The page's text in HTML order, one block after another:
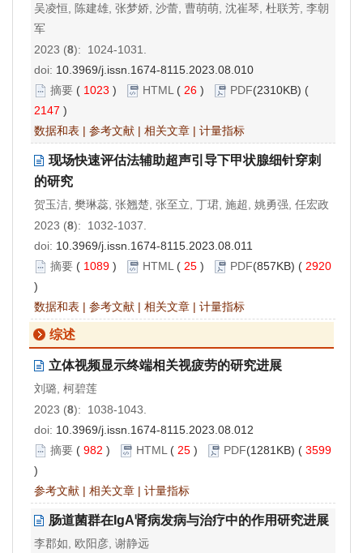
吴凌恒, 陈建雄, 张梦娇, 沙蕾, 曹萌萌, 沈崔琴, 杜联芳, 李朝
军
2023 (8): 1024-1031.
doi: 10.3969/j.issn.1674-8115.2023.08.010
摘要 ( 1023 ) HTML ( 26 ) PDF(2310KB) (
2147 )
数据和表 | 参考文献 | 相关文章 | 计量指标
现场快速评估法辅助超声引导下甲状腺细针穿刺
的研究
贺玉洁, 樊琳蕊, 张翘楚, 张至立, 丁珺, 施超, 姚勇强, 任宏政
2023 (8): 1032-1037.
doi: 10.3969/j.issn.1674-8115.2023.08.011
摘要 ( 1089 ) HTML ( 25 ) PDF(857KB) ( 2920
)
数据和表 | 参考文献 | 相关文章 | 计量指标
综述
立体视频显示终端相关视疲劳的研究进展
刘璐, 柯碧莲
2023 (8): 1038-1043.
doi: 10.3969/j.issn.1674-8115.2023.08.012
摘要 ( 982 ) HTML ( 25 ) PDF(1281KB) ( 3599
)
参考文献 | 相关文章 | 计量指标
肠道菌群在IgA肾病发病与治疗中的作用研究进展
李郡如, 欧阳彦, 谢静远